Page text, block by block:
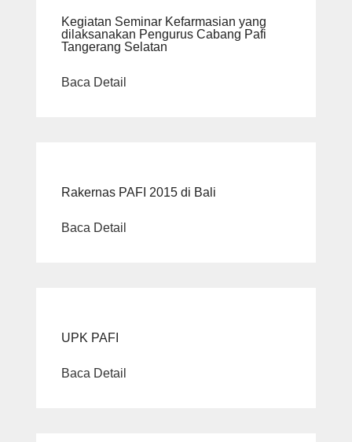
Kegiatan Seminar Kefarmasian yang
dilaksanakan Pengurus Cabang Pafi
Tangerang Selatan
Baca Detail
Rakernas PAFI 2015 di Bali
Baca Detail
UPK PAFI
Baca Detail